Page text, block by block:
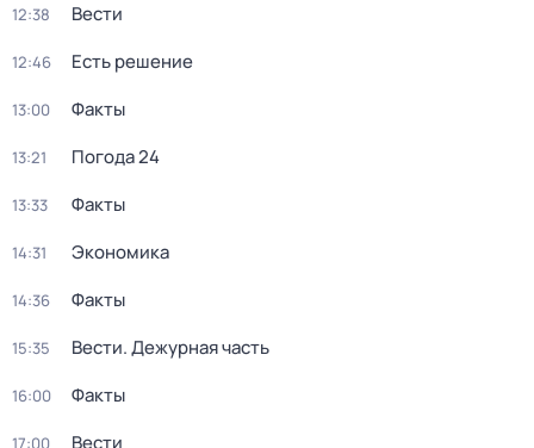
12:38 Вести
12:46 Есть решение
13:00 Факты
13:21 Погода 24
13:33 Факты
14:31 Экономика
14:36 Факты
15:35 Вести. Дежурная часть
16:00 Факты
17:00 Вести